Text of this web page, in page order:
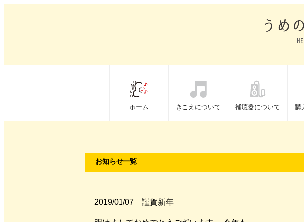
ホーム きこえについて 補聴器について 購
お知らせ一覧
2019/01/07 謹賀新年